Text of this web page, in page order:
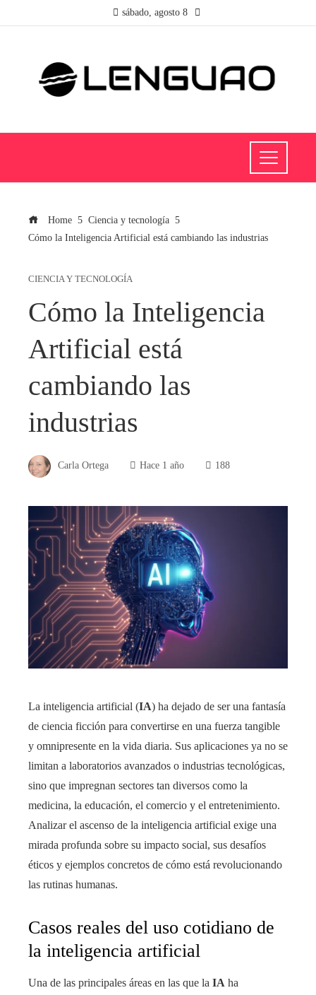
sábado, agosto 8
Home
Ciencia y tecnología
Cómo la Inteligencia Artificial está cambiando las industrias
CIENCIA Y TECNOLOGÍA
Cómo la Inteligencia
Artificial está
cambiando las
industrias
Carla Ortega Hace 1 año 188
La inteligencia artificial (IA) ha dejado de ser una fantasía
de ciencia ficción para convertirse en una fuerza tangible
y omnipresente en la vida diaria. Sus aplicaciones ya no se
limitan a laboratorios avanzados o industrias tecnológicas,
sino que impregnan sectores tan diversos como la
medicina, la educación, el comercio y el entretenimiento.
Analizar el ascenso de la inteligencia artificial exige una
mirada profunda sobre su impacto social, sus desafíos
éticos y ejemplos concretos de cómo está revolucionando
las rutinas humanas.
Casos reales del uso cotidiano de
la inteligencia artificial
Una de las principales áreas en las que la IA ha